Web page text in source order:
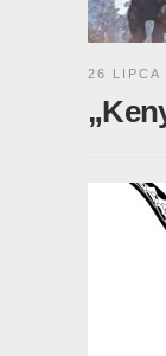
26 LIPCA